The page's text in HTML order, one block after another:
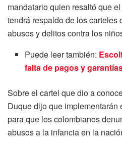
mandatario quien resaltó que
tendrá respaldo de los carteles
abusos y delitos contra los
Puede leer también:
falta de pagos y
Sobre el cartel que dio a
Duque dijo que implementarán
para que los colombianos
abusos a la infancia en la